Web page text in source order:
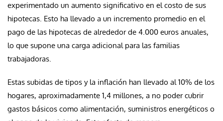
experimentado un aumento significativo en el costo de sus
hipotecas. Esto ha llevado a un incremento promedio en el
pago de las hipotecas de alrededor de 4.000 euros anuales,
lo que supone una carga adicional para las familias
trabajadoras.
Estas subidas de tipos y la inflación han llevado al 10% de los
hogares, aproximadamente 1,4 millones, a no poder cubrir
gastos básicos como alimentación, suministros energéticos o